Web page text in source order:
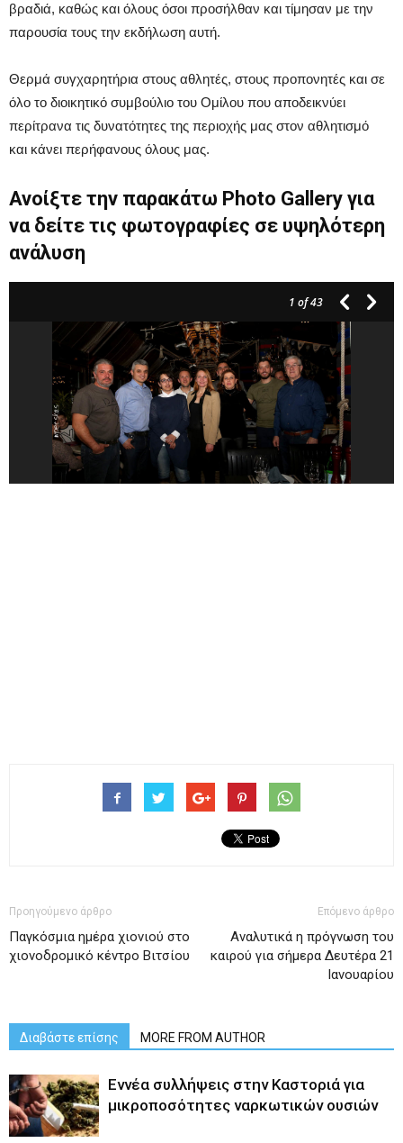
βραδιά, καθώς και όλους όσοι προσήλθαν και τίμησαν με την
παρουσία τους την εκδήλωση αυτή.
Θερμά συγχαρητήρια στους αθλητές, στους προπονητές και σε
όλο το διοικητικό συμβούλιο του Ομίλου που αποδεικνύει
περίτρανα τις δυνατότητες της περιοχής μας στον αθλητισμό
και κάνει περήφανους όλους μας.
Ανοίξτε την παρακάτω Photo Gallery για
να δείτε τις φωτογραφίες σε υψηλότερη
ανάλυση
1 of 43
Προηγούμενο άρθρο
Παγκόσμια ημέρα χιονιού στο
χιονοδρομικό κέντρο Βιτσίου
Επόμενο άρθρο
Αναλυτικά η πρόγνωση του
καιρού για σήμερα Δευτέρα 21
Ιανουαρίου
Διαβάστε επίσης MORE FROM AUTHOR
Εννέα συλλήψεις στην Καστοριά για
μικροποσότητες ναρκωτικών ουσιών